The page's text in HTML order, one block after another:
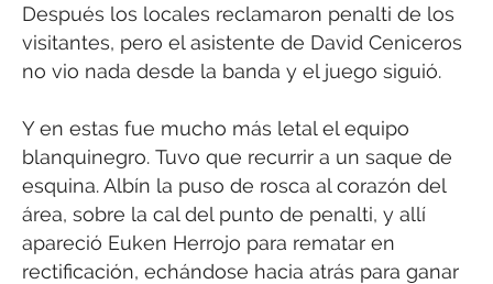
Después los locales reclamaron penalti de los
visitantes, pero el asistente de David Ceniceros
no vio nada desde la banda y el juego siguió.
Y en estas fue mucho más letal el equipo
blanquinegro. Tuvo que recurrir a un saque de
esquina. Albín la puso de rosca al corazón del
área, sobre la cal del punto de penalti, y allí
apareció Euken Herrojo para rematar en
rectificación, echándose hacia atrás para ganar